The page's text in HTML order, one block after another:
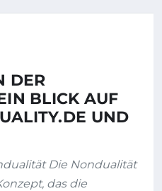
DER
BLICK AUF
UND
Die Nondualität
das die